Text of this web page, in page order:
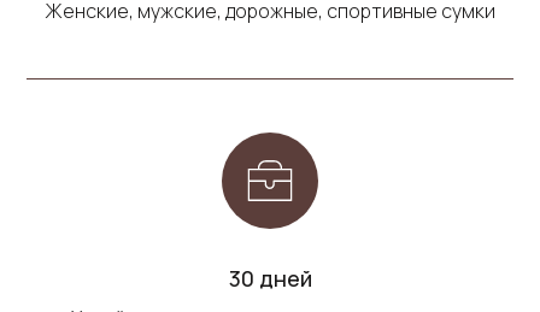
Женские, мужские, дорожные, спортивные сумки
30 дней